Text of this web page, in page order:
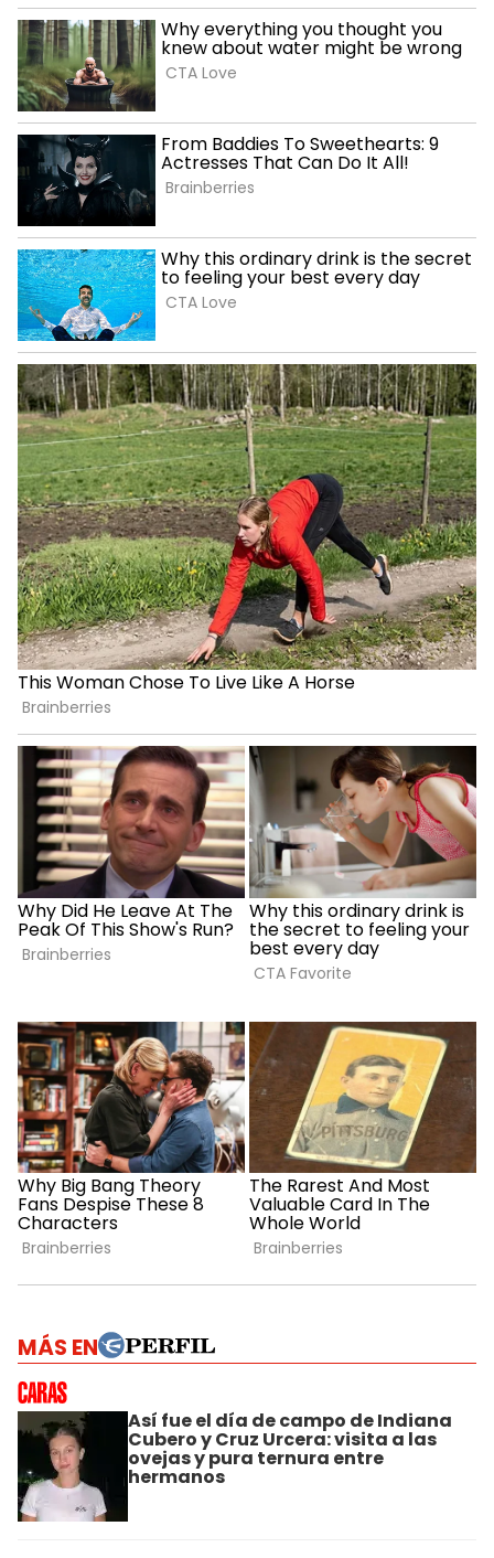
MÁS EN
Así fue el día de campo de Indiana
Cubero y Cruz Urcera: visita a las
ovejas y pura ternura entre
hermanos